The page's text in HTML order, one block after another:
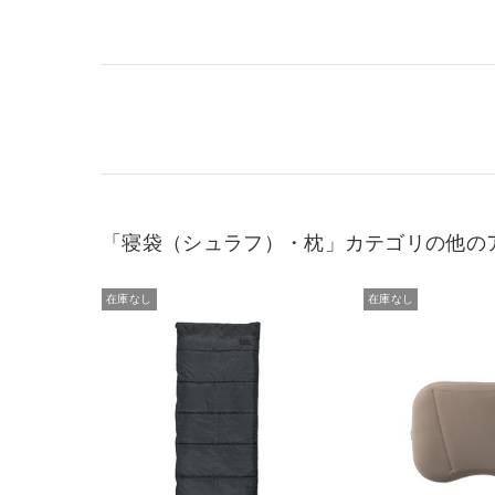
「寝袋（シュラフ）・枕」カテゴリの他の
在庫なし 在庫なし